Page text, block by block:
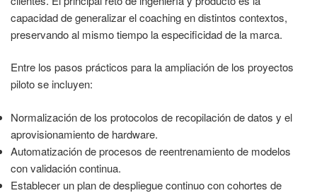
capacidad de generalizar el coaching en distintos contextos,
preservando al mismo tiempo la especificidad de la marca.
Entre los pasos prácticos para la ampliación de los proyectos
piloto se incluyen:
Normalización de los protocolos de recopilación de datos y el
aprovisionamiento de hardware.
Automatización de procesos de reentrenamiento de modelos
con validación continua.
Establecer un plan de despliegue continuo con cohortes de